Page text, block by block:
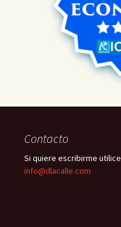
Contacto
Si quiere escribirme utilice
info@dlacalle.com